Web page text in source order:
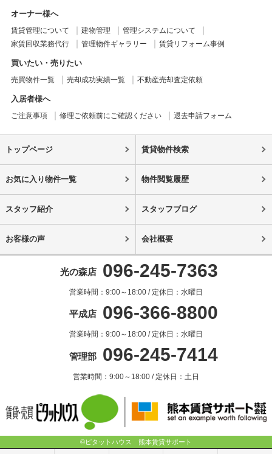
オーナー様へ
賃貸管理について 建物管理
管理システムについて
家賃回収業務代行
管理物件ギャラリー 賃貸リフォーム事例
買いたい・売りたい
売買物件一覧 売却成功実績一覧 不動産売却査定依頼
入居者様へ
ご注意事項 修理ご依頼前にご確認ください 退去申請フォーム
トップページ 賃貸物件検索
お気に入り物件一覧 物件閲覧履歴
スタッフ紹介 スタッフブログ
お客様の声 会社概要
光の森店 096-245-7363
営業時間：9:00～18:00 / 定休日：水曜日
平成店 096-366-8800
営業時間：9:00～18:00 / 定休日：水曜日
管理部 096-245-7414
営業時間：9:00～18:00 / 定休日：土日
©ピタットハウス 熊本賃貸サポート